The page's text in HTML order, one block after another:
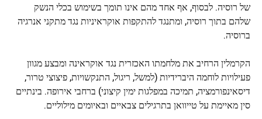
של רוסיה. לבסוף, אף אחד מהם אינו תומך בשימוש בכלי הנשק
שלהם בתוך רוסיה, ומתנגד להתקפות אוקראיניות נגד מתקני אנרגיה
ברוסיה.
הקרמלין הרחיב את מלחמתו האכזרית נגד אוקראינה ומבצע מגוון
פעילויות לוחמה היברידיות (למשל, ריגול, התנקשויות, פיצוצי טרור,
דיסאינפורמציה, תמיכה במפלגות ימין קיצוני) ברחבי אירופה. בינתיים
סין מאיימת על טייוואן בתרגילים צבאיים ובאיומים מילוליים.